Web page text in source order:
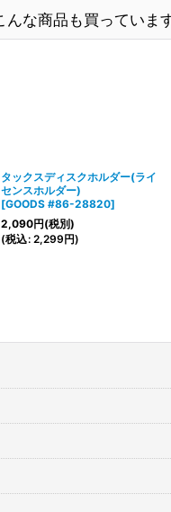
んな商品も買っていま
タックスディスクホルダー(ライ
センスホルダー)
[GOODS #86-28820]
2,090円(税別)
(税込: 2,299円)